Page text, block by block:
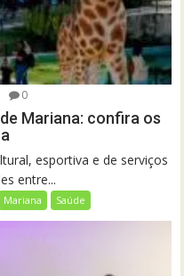
0
Mariana: confira os
esportiva e de serviços
entre...
Mariana Saúde